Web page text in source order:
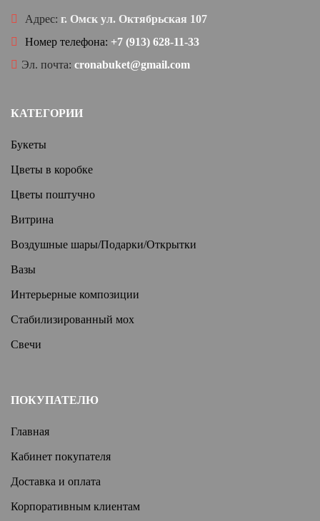
Адрес: г. Омск ул. Октябрьская 107
Номер телефона: +7 (913) 628-11-33
Эл. почта: cronabuket@gmail.com
КАТЕГОРИИ
Букеты
Цветы в коробке
Цветы поштучно
Витрина
Воздушные шары/Подарки/Открытки
Вазы
Интерьерные композиции
Стабилизированный мох
Свечи
ПОКУПАТЕЛЮ
Главная
Кабинет покупателя
Доставка и оплата
Корпоративным клиентам